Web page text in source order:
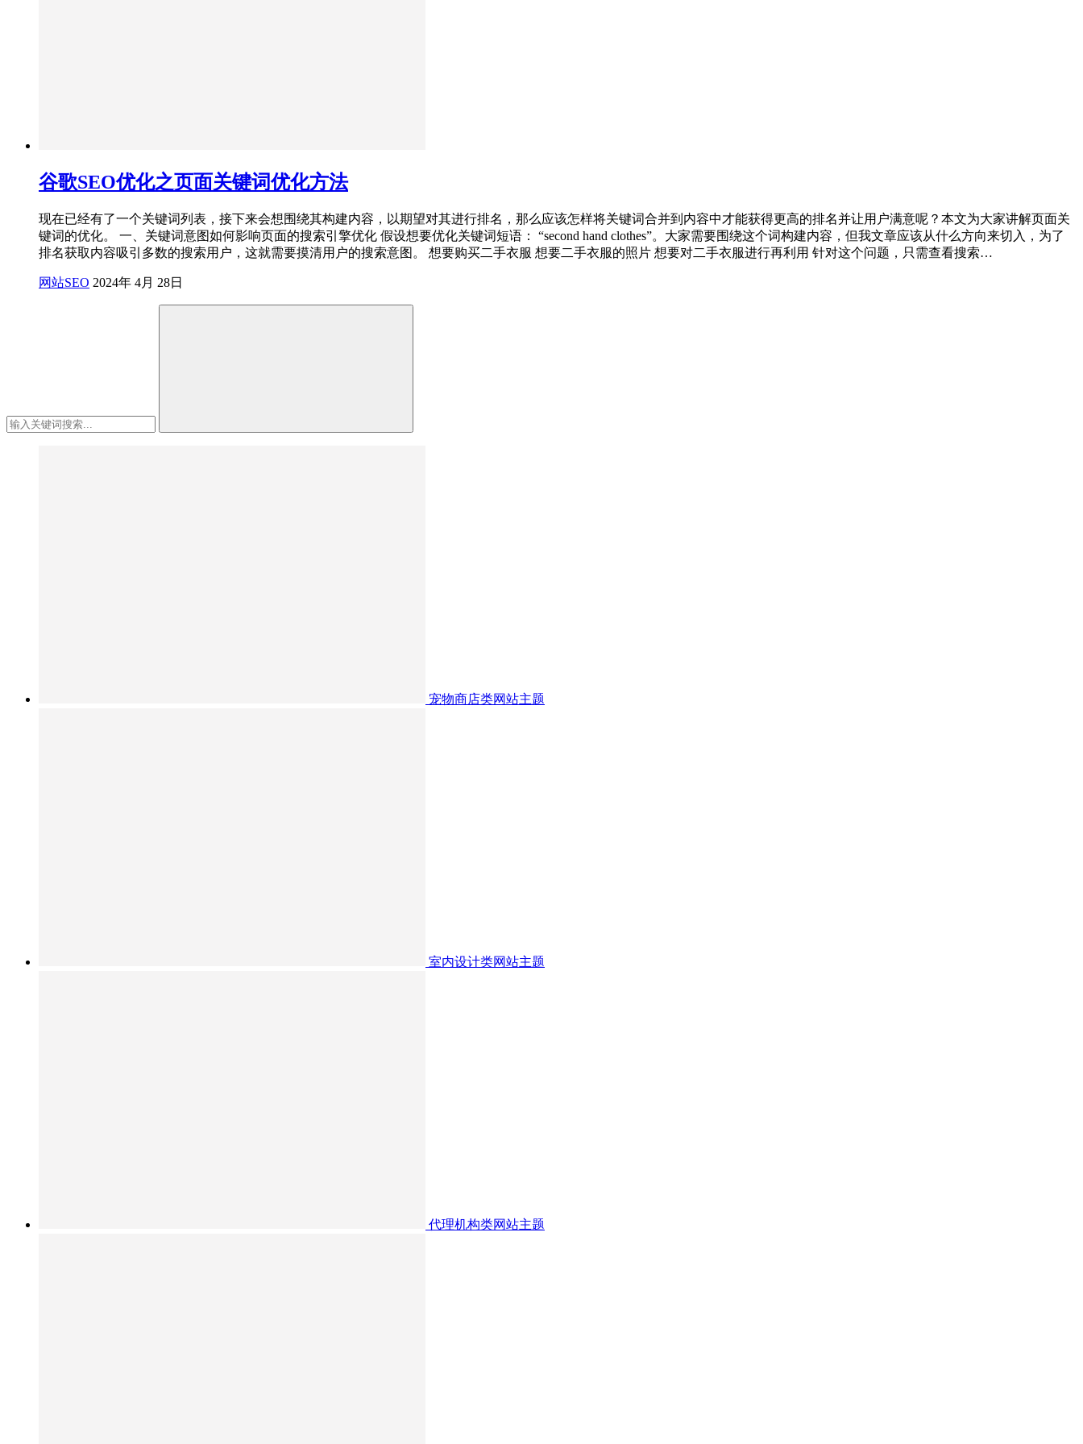
谷歌SEO优化之页面关键词优化方法
现在已经有了一个关键词列表，接下来会想围绕其构建内容，以期望对其进行排名，那么应该怎样将关键词合并到内容中才能获得更高的排名并让用户满意呢？本文为大家讲解页面关
键词的优化。 一、关键词意图如何影响页面的搜索引擎优化 假设想要优化关键词短语： “second hand clothes”。大家需要围绕这个词构建内容，但我文章应该从什么方向来切入，为了
排名获取内容吸引多数的搜索用户，这就需要摸清用户的搜索意图。 想要购买二手衣服 想要二手衣服的照片 想要对二手衣服进行再利用 针对这个问题，只需查看搜索…
网站SEO 2024年 4月 28日
宠物商店类网站主题
室内设计类网站主题
代理机构类网站主题